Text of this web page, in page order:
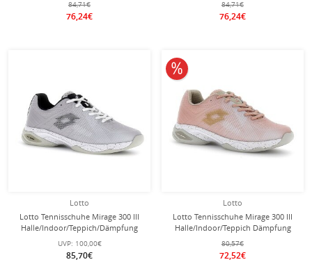
84,71€
76,24€
84,71€
76,24€
Lotto
Lotto Tennisschuhe Mirage 300 III
Halle/Indoor/Teppich/Dämpfung
weiss/schwarz Herren
UVP: 100,00€
85,70€
Lotto
Lotto Tennisschuhe Mirage 300 III
Halle/Indoor/Teppich Dämpfung
rose Damen
80,57€
72,52€
10% reduziert